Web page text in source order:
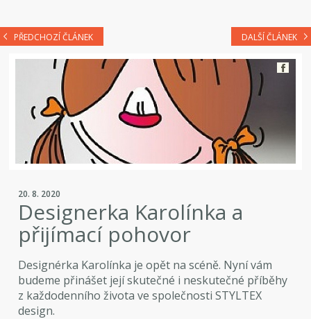
PŘEDCHOZÍ ČLÁNEK DALŠÍ ČLÁNEK
20. 8. 2020
Designerka Karolínka a
přijímací pohovor
Designérka Karolínka je opět na scéně. Nyní vám
budeme přinášet její skutečné i neskutečné příběhy
z každodenního života ve společnosti STYLTEX
design.